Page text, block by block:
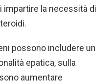
impartire la necessità di
possono includere un
epatica, sulla
aumentare